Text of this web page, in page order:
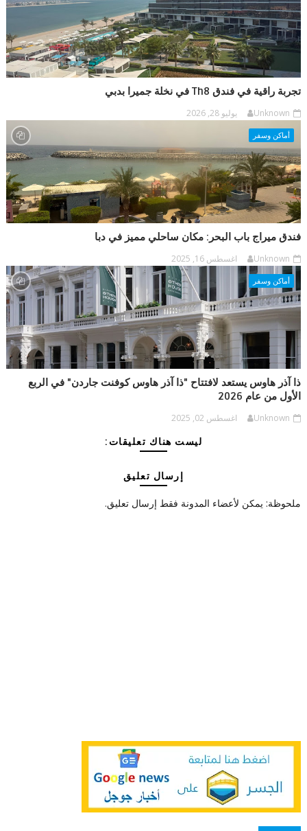
تجربة راقية في فندق Th8 في نخلة جميرا بدبي
Unknown يوليو 28, 2026
أماكن وسفر
فندق ميراج باب البحر: مكان ساحلي مميز في دبا
Unknown اغسطس 16, 2025
أماكن وسفر
ذا آذر هاوس يستعد لافتتاح "ذا آذر هاوس كوفنت جاردن" في الربع
الأول من عام 2026
Unknown اغسطس 02, 2025
ليست هناك تعليقات:
إرسال تعليق
ملحوظة: يمكن لأعضاء المدونة فقط إرسال تعليق.